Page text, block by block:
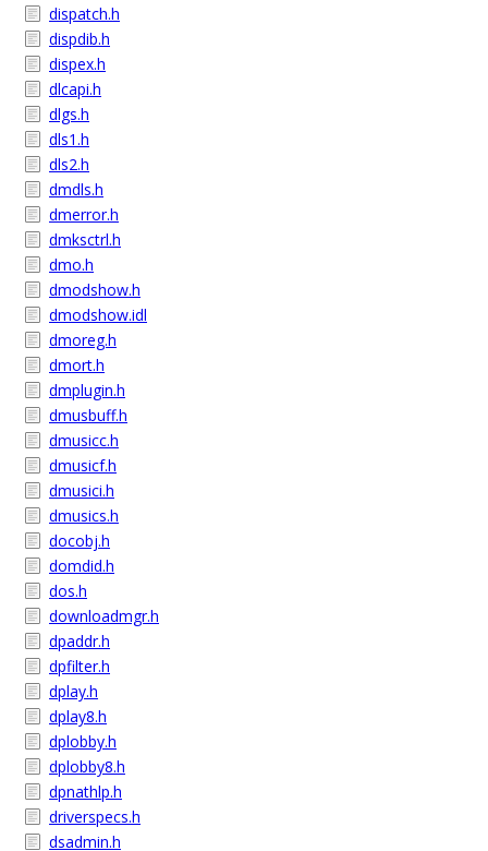
dispatch.h
dispdib.h
dispex.h
dlcapi.h
dlgs.h
dls1.h
dls2.h
dmdls.h
dmerror.h
dmksctrl.h
dmo.h
dmodshow.h
dmodshow.idl
dmoreg.h
dmort.h
dmplugin.h
dmusbuff.h
dmusicc.h
dmusicf.h
dmusici.h
dmusics.h
docobj.h
domdid.h
dos.h
downloadmgr.h
dpaddr.h
dpfilter.h
dplay.h
dplay8.h
dplobby.h
dplobby8.h
dpnathlp.h
driverspecs.h
dsadmin.h